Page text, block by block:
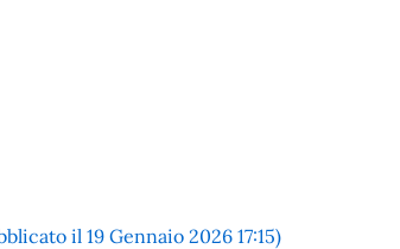
il 19 Gennaio 2026 17:15)